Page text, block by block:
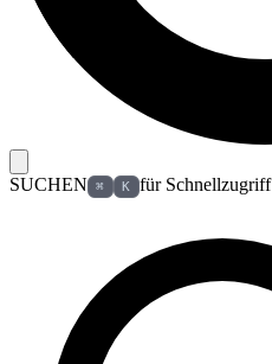
SUCHEN ⌘ K für Schnellzugriff